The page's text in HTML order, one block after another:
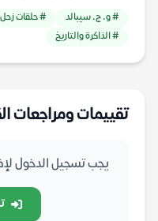
# و. ج. سيبالد # حلقات زحل
# الذاكرة والتاريخ
تقييمات ومراجعات
يجب تسجيل الدخول